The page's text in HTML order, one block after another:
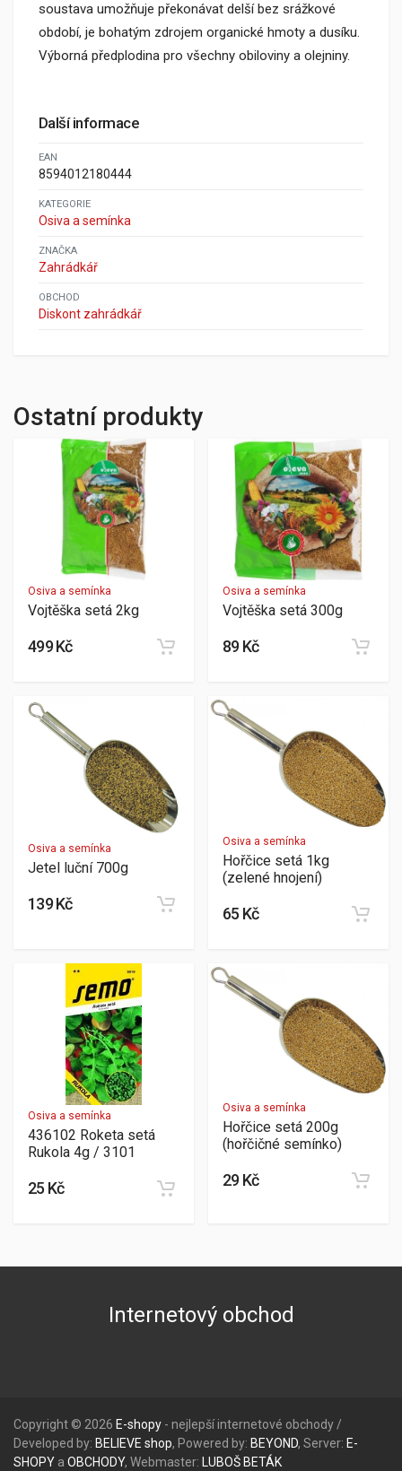
soustava umožňuje překonávat delší bez srážkové
období, je bohatým zdrojem organické hmoty a dusíku.
Výborná předplodina pro všechny obiloviny a olejniny.
Další informace
EAN
8594012180444
KATEGORIE
Osiva a semínka
ZNAČKA
Zahrádkář
OBCHOD
Diskont zahrádkář
Ostatní produkty
Osiva a semínka
Vojtěška setá 2kg
499 Kč
Osiva a semínka
Vojtěška setá 300g
89 Kč
Osiva a semínka
Jetel luční 700g
139 Kč
Osiva a semínka
Hořčice setá 1kg
(zelené hnojení)
65 Kč
Osiva a semínka
436102 Roketa setá
Rukola 4g / 3101
25 Kč
Osiva a semínka
Hořčice setá 200g
(hořčičné semínko)
29 Kč
Internetový obchod
Copyright © 2026 E-shopy - nejlepší internetové obchody /
Developed by: BELIEVE shop, Powered by: BEYOND, Server: E-
SHOPY a OBCHODY, Webmaster: LUBOŠ BETÁK